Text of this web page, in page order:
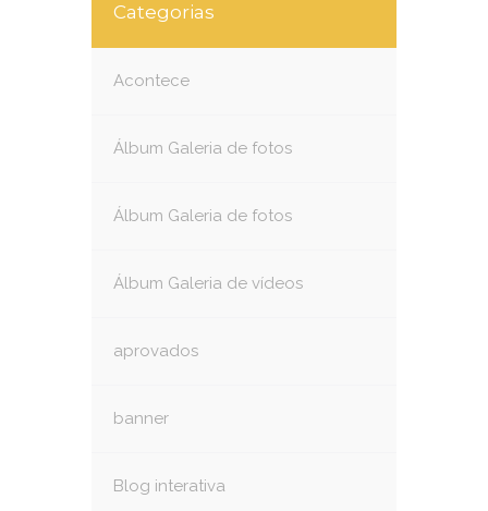
Categorias
Acontece
Álbum Galeria de fotos
Álbum Galeria de fotos
Álbum Galeria de vídeos
aprovados
banner
Blog interativa